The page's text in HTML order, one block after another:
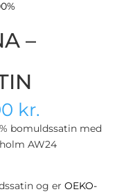
–
kr.
bomuldssatin med
AW24
og er OEKO-